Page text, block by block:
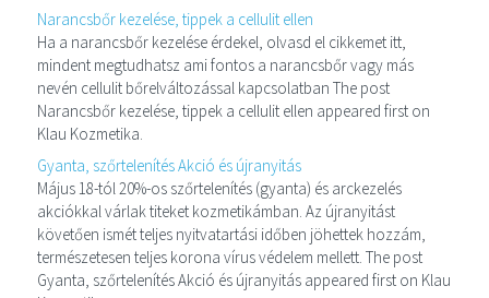
Narancsbőr kezelése, tippek a cellulit ellen
Ha a narancsbőr kezelése érdekel, olvasd el cikkemet itt,
mindent megtudhatsz ami fontos a narancsbőr vagy más
nevén cellulit bőrelváltozással kapcsolatban The post
Narancsbőr kezelése, tippek a cellulit ellen appeared first on
Klau Kozmetika.
Gyanta, szőrtelenítés Akció és újranyitás
Május 18-tól 20%-os szőrtelenítés (gyanta) és arckezelés
akciókkal várlak titeket kozmetikámban. Az újranyitást
követően ismét teljes nyitvatartási időben jöhettek hozzám,
természetesen teljes korona vírus védelem mellett. The post
Gyanta, szőrtelenítés Akció és újranyitás appeared first on Klau